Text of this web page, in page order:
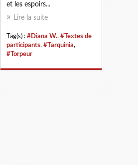
et les espoirs...
Lire la suite
Tag(s) : #Diana W., #Textes de
participants, #Tarquinia,
#Torpeur